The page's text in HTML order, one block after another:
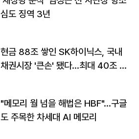
심도 징역 3년
현금 88조 쌓인 SK하이닉스, 국내
채권시장 '큰손' 됐다…최대 40조 투
"메모리 월 넘을 해법은 HBF"…구글
도 주목한 차세대 AI 메모리